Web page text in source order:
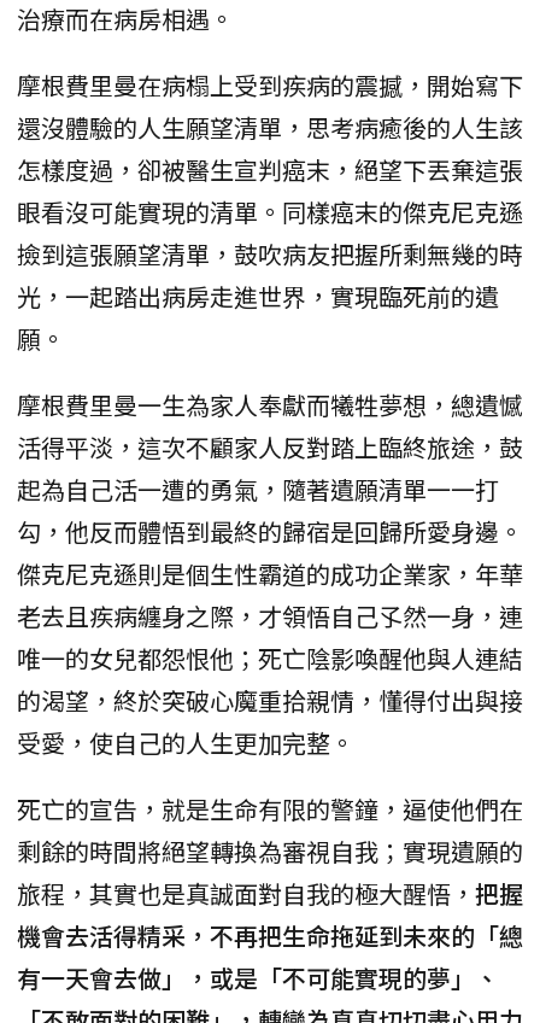
治療而在病房相遇。
摩根費里曼在病榻上受到疾病的震撼，開始寫下
還沒體驗的人生願望清單，思考病癒後的人生該
怎樣度過，卻被醫生宣判癌末，絕望下丟棄這張
眼看沒可能實現的清單。同樣癌末的傑克尼克遜
撿到這張願望清單，鼓吹病友把握所剩無幾的時
光，一起踏出病房走進世界，實現臨死前的遺
願。
摩根費里曼一生為家人奉獻而犧牲夢想，總遺憾
活得平淡，這次不顧家人反對踏上臨終旅途，鼓
起為自己活一遭的勇氣，隨著遺願清單一一打
勾，他反而體悟到最終的歸宿是回歸所愛身邊。
傑克尼克遜則是個生性霸道的成功企業家，年華
老去且疾病纏身之際，才領悟自己孓然一身，連
唯一的女兒都怨恨他；死亡陰影喚醒他與人連結
的渴望，終於突破心魔重拾親情，懂得付出與接
受愛，使自己的人生更加完整。
死亡的宣告，就是生命有限的警鐘，逼使他們在
剩餘的時間將絕望轉換為審視自我；實現遺願的
旅程，其實也是真誠面對自我的極大醒悟， 把握
機會去活得精采，不再把生命拖延到未來的「總
有一天會去做」，或是「不可能實現的夢」、